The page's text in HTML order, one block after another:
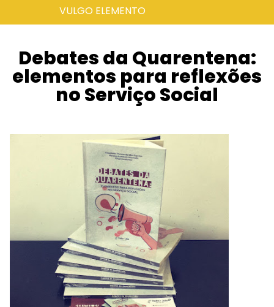
VULGO ELEMENTO
Debates da Quarentena:
elementos para reflexões
no Serviço Social